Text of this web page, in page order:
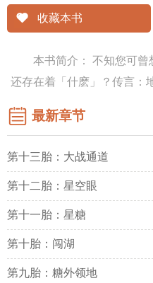
收藏本书
本书简介： 不知您可
还存在着「什麽」？传言：
最新章节
第十三胎：大战通道
第十二胎：星空眼
第十一胎：星糖
第十胎：闯湖
第九胎：糖外领地